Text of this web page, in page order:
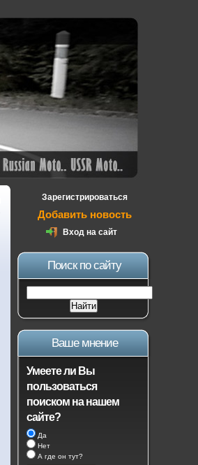
Зарегистрироваться
Добавить новость
Вход на сайт
Поиск по сайту
Ваше мнение
Умеете ли Вы
пользоваться
поиском на нашем
сайте?
Да
Нет
А где он тут?